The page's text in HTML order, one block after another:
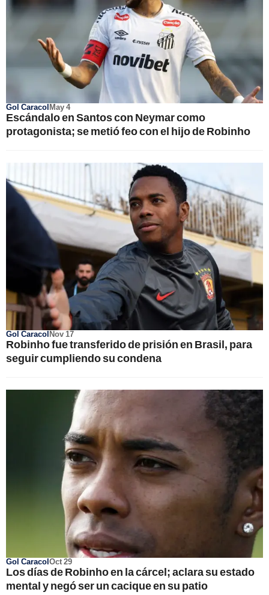
Gol CaracolMay 4
Escándalo en Santos con Neymar como
protagonista; se metió feo con el hijo de Robinho
Gol CaracolNov 17
Robinho fue transferido de prisión en Brasil, para
seguir cumpliendo su condena
Gol CaracolOct 29
Los días de Robinho en la cárcel; aclara su estado
mental y negó ser un cacique en su patio